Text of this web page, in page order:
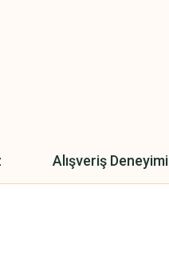
Alışveriş Deneyimi